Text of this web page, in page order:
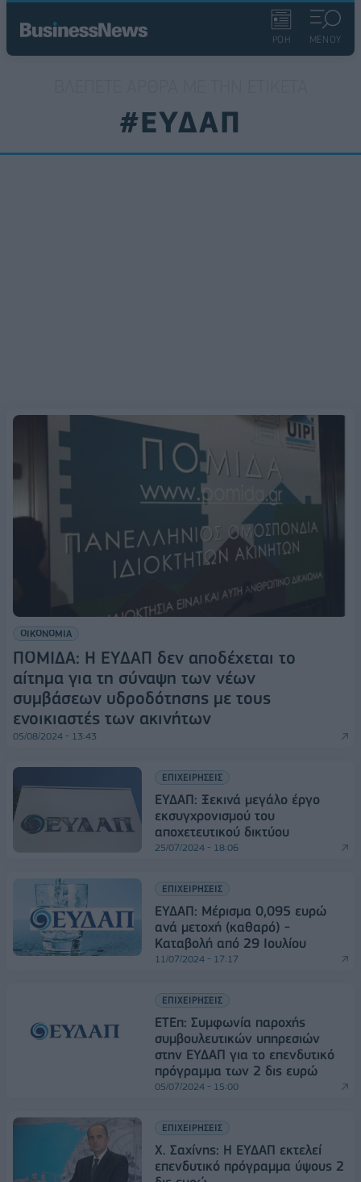
ΡΟΗ ΜΕΝΟΥ
#ΕΥΔΑΠ
ΟΙΚΟΝΟΜΙΑ
ΠΟΜΙΔΑ: Η ΕΥΔΑΠ δεν αποδέχεται το
αίτημα για τη σύναψη των νέων
συμβάσεων υδροδότησης με τους
ενοικιαστές των ακινήτων
05/08/2024 - 13:43
ΕΠΙΧΕΙΡΗΣΕΙΣ
ΕΥΔΑΠ: Ξεκινά μεγάλο έργο
εκσυγχρονισμού του
αποχετευτικού δικτύου
25/07/2024 - 18:06
ΕΠΙΧΕΙΡΗΣΕΙΣ
ΕΥΔΑΠ: Μέρισμα 0,095 ευρώ
ανά μετοχή (καθαρό) -
Καταβολή από 29 Ιουλίου
11/07/2024 - 17:17
ΕΠΙΧΕΙΡΗΣΕΙΣ
ΕΤΕπ: Συμφωνία παροχής
συμβουλευτικών υπηρεσιών
στην ΕΥΔΑΠ για το επενδυτικό
πρόγραμμα των 2 δις ευρώ
05/07/2024 - 15:00
ΕΠΙΧΕΙΡΗΣΕΙΣ
Χ. Σαχίνης: Η ΕΥΔΑΠ εκτελεί
επενδυτικό πρόγραμμα ύψους 2